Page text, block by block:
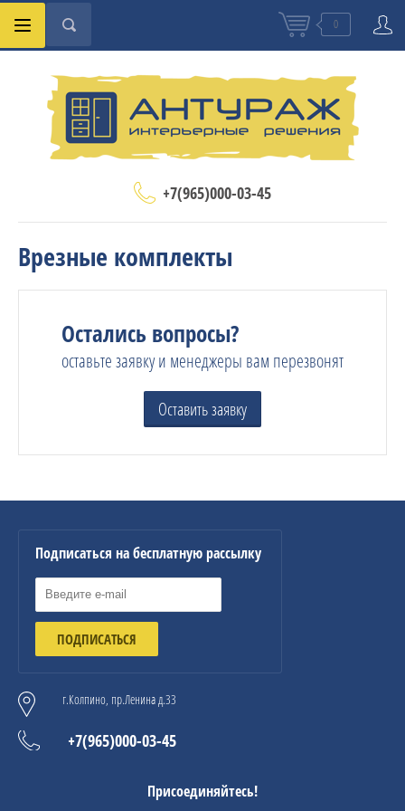
0
+7(965)000-03-45
Врезные комплекты
Остались вопросы?
оставьте заявку и менеджеры вам перезвонят
Оставить заявку
Подписаться на бесплатную рассылку
ПОДПИСАТЬСЯ
г.Колпино, пр.Ленина д.33
+7(965)000-03-45
Присоединяйтесь!